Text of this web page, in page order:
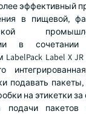
эффективный
в пищевой,
в
Label X
подавать
на этикетки
подачи